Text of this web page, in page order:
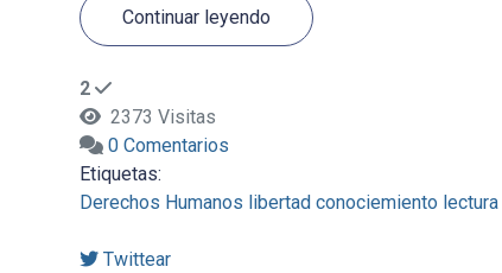
Continuar leyendo
2
2373 Visitas
0 Comentarios
Etiquetas:
Derechos Humanos libertad conociemiento lectura
Twittear